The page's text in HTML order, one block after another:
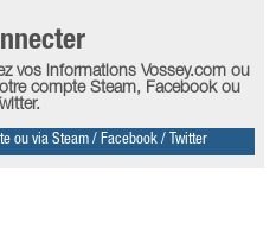
vos informations Vossey.com ou
compte Steam, Facebook ou
Twitter.
ou via Steam / Facebook / Twitter